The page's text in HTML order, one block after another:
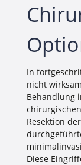
In
nicht
Behandlung
Resektion
Diese